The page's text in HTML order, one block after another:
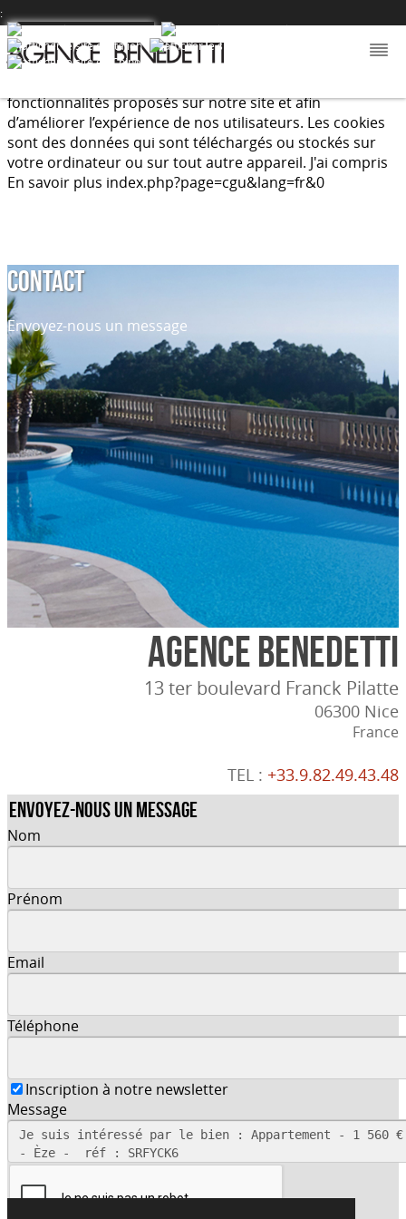
fonctionnalités proposés sur notre site et afin
d’améliorer l’expérience de nos utilisateurs. Les cookies
sont des données qui sont téléchargés ou stockés sur
votre ordinateur ou sur tout autre appareil. J'ai compris
En savoir plus index.php?page=cgu&lang=fr&0
:
CONTACT
Envoyez-nous un message
Agence Benedetti
13 ter boulevard Franck Pilatte
06300 Nice
France
TEL : +33.9.82.49.43.48
Envoyez-nous un message
Nom
Prénom
Email
Téléphone
Inscription à notre newsletter
Message